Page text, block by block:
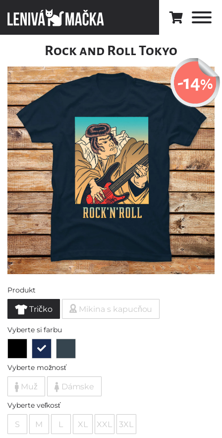
Rock and Roll Tokyo
-14%
Produkt
Tričko Mikina s kapucňou
Vyberte si farbu
Vyberte možnosť
Muž Dámske
Vyberte veľkosť
S M L XL XXL 3XL